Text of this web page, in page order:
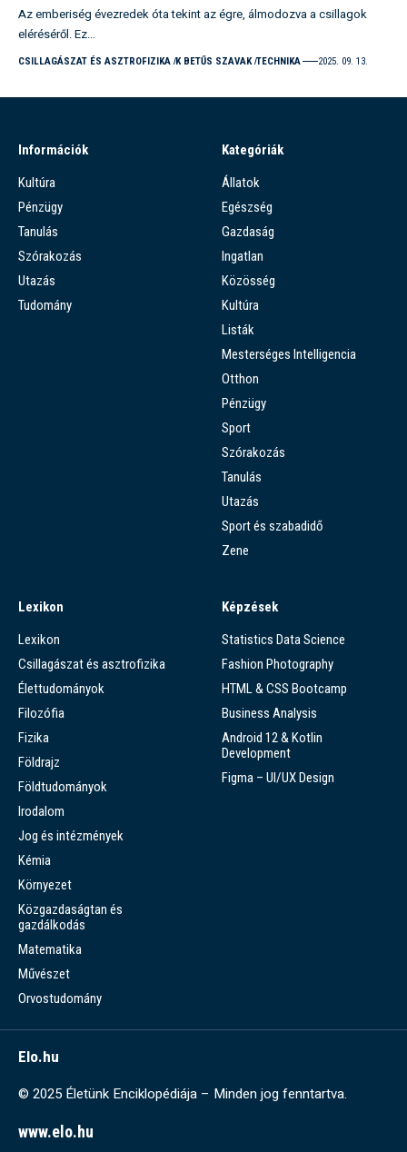
Az emberiség évezredek óta tekint az égre, álmodozva a csillagok
eléréséről. Ez…
CSILLAGÁSZAT ÉS ASZTROFIZIKA K BETŰS SZAVAK TECHNIKA 2025. 09. 13.
Információk
Kultúra
Pénzügy
Tanulás
Szórakozás
Utazás
Tudomány
Kategóriák
Állatok
Egészség
Gazdaság
Ingatlan
Közösség
Kultúra
Listák
Mesterséges Intelligencia
Otthon
Pénzügy
Sport
Szórakozás
Tanulás
Utazás
Sport és szabadidő
Zene
Lexikon
Lexikon
Csillagászat és asztrofizika
Élettudományok
Filozófia
Fizika
Földrajz
Földtudományok
Irodalom
Jog és intézmények
Kémia
Környezet
Közgazdaságtan és
gazdálkodás
Matematika
Művészet
Orvostudomány
Képzések
Statistics Data Science
Fashion Photography
HTML & CSS Bootcamp
Business Analysis
Android 12 & Kotlin
Development
Figma – UI/UX Design
Elo.hu
© 2025 Életünk Enciklopédiája – Minden jog fenntartva.
www.elo.hu